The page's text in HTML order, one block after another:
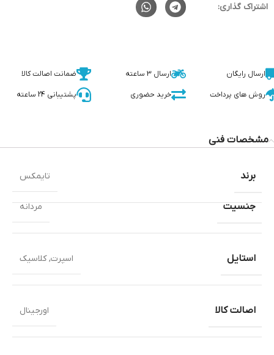
اشتراک گذاری:
ارسال رایگان ارسال 3 ساعته ضمانت اصالت کالا
روش های پرداخت خرید حضوری پشتیبانی 24 ساعته
مشخصات فنی
جنسیت مردانه
استایل اسپرت,کلاسیک
اصالت کالا اورجینال
برند تایمکس